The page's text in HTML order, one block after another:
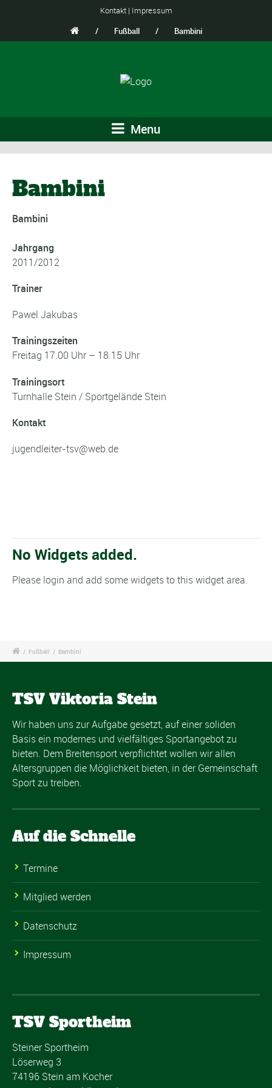
Kontakt| Impressum
/
Fußball / Bambini
Menu
Bambini
Bambini
Jahrgang
2011/2012
Trainer
Pawel Jakubas
Trainingszeiten
Freitag 17.00 Uhr – 18.15 Uhr
Trainingsort
Turnhalle Stein / Sportgelände Stein
Kontakt
jugendleiter-tsv@web.de
No Widgets added.
Please login and add some widgets to this widget area.
/ Fußball / Bambini
TSV Viktoria Stein
Wir haben uns zur Aufgabe gesetzt, auf einer soliden
Basis ein modernes und vielfältiges Sportangebot zu
bieten. Dem Breitensport verpflichtet wollen wir allen
Altersgruppen die Möglichkeit bieten, in der Gemeinschaft
Sport zu treiben.
Auf die Schnelle
Termine
Mitglied werden
Datenschutz
Impressum
TSV Sportheim
Steiner Sportheim
Löserweg 3
74196 Stein am Kocher